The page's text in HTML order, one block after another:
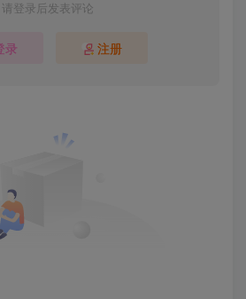
请登录后发表评论
录 注册